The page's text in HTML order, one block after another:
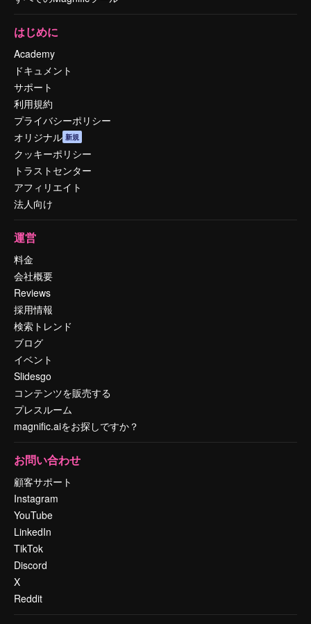
はじめに
Academy
ドキュメント
サポート
利用規約
プライバシーポリシー
オリジナル 新規
クッキーポリシー
トラストセンター
アフィリエイト
法人向け
運営
料金
会社概要
Reviews
採用情報
検索トレンド
ブログ
イベント
Slidesgo
コンテンツを販売する
プレスルーム
magnific.aiをお探しですか？
お問い合わせ
顧客サポート
Instagram
YouTube
LinkedIn
TikTok
Discord
X
Reddit